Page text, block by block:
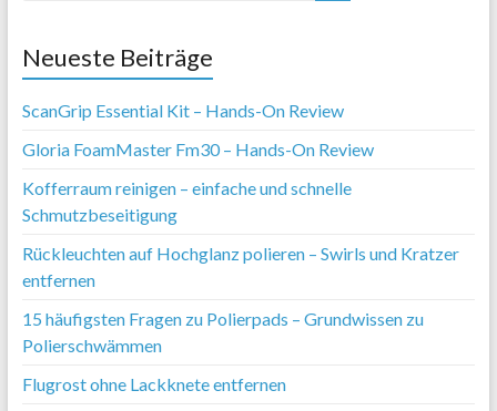
Neueste Beiträge
ScanGrip Essential Kit – Hands-On Review
Gloria FoamMaster Fm30 – Hands-On Review
Kofferraum reinigen – einfache und schnelle
Schmutzbeseitigung
Rückleuchten auf Hochglanz polieren – Swirls und Kratzer
entfernen
15 häufigsten Fragen zu Polierpads – Grundwissen zu
Polierschwämmen
Flugrost ohne Lackknete entfernen